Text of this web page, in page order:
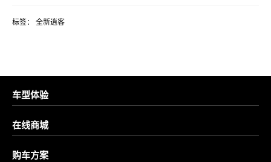
标签： 全新逍客
车型体验
在线商城
购车方案